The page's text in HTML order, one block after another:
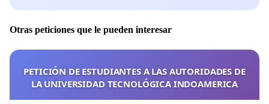
Otras peticiones que le pueden interesar
PETICIÓN DE ESTUDIANTES A LAS AUTORIDADES DE
LA UNIVERSIDAD TECNOLÓGICA INDOAMERICA